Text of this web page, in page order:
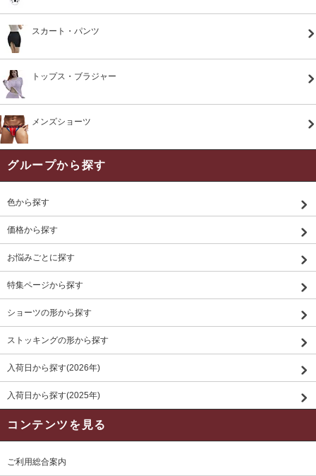
スカート・パンツ
トップス・ブラジャー
メンズショーツ
グループから探す
色から探す
価格から探す
お悩みごとに探す
特集ページから探す
ショーツの形から探す
ストッキングの形から探す
入荷日から探す(2026年)
入荷日から探す(2025年)
コンテンツを見る
ご利用総合案内